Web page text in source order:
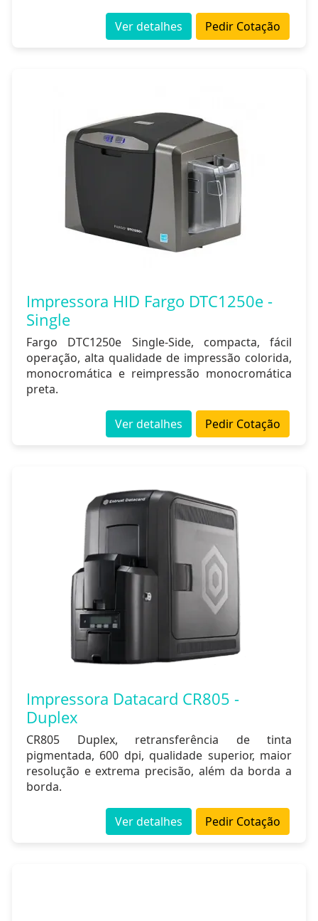
Pedir Cotação
Ver detalhes
Impressora HID Fargo DTC1250e -
Single
Fargo DTC1250e Single-Side, compacta, fácil
operação, alta qualidade de impressão colorida,
monocromática e reimpressão monocromática
preta.
Pedir Cotação
Ver detalhes
Impressora Datacard CR805 -
Duplex
CR805 Duplex, retransferência de tinta
pigmentada, 600 dpi, qualidade superior, maior
resolução e extrema precisão, além da borda a
borda.
Pedir Cotação
Ver detalhes